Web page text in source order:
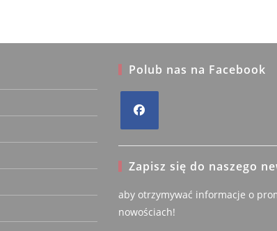
Polub nas na Facebook
a
new
tab
Zapisz się do naszego
aby otrzymywać informacje o
nowościach!
Wiesława Zajdel
Zweryfikowany
5/5